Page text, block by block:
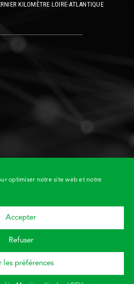
optimiser notre site web et notre
Accepter
Refuser
les préférences
KILOMÈTRE LOIRE-ATLANTIQUE
/
:
Demandez un
àêtre rappelé